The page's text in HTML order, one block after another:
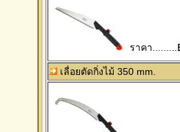
ราคา.........
เลื่อยตัดกิ่งไม้ 350 mm.